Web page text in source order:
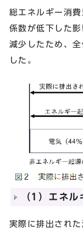
総エネルギー消
係数が低下した
減少したため、
した。
（1）エネ
実際に排出され